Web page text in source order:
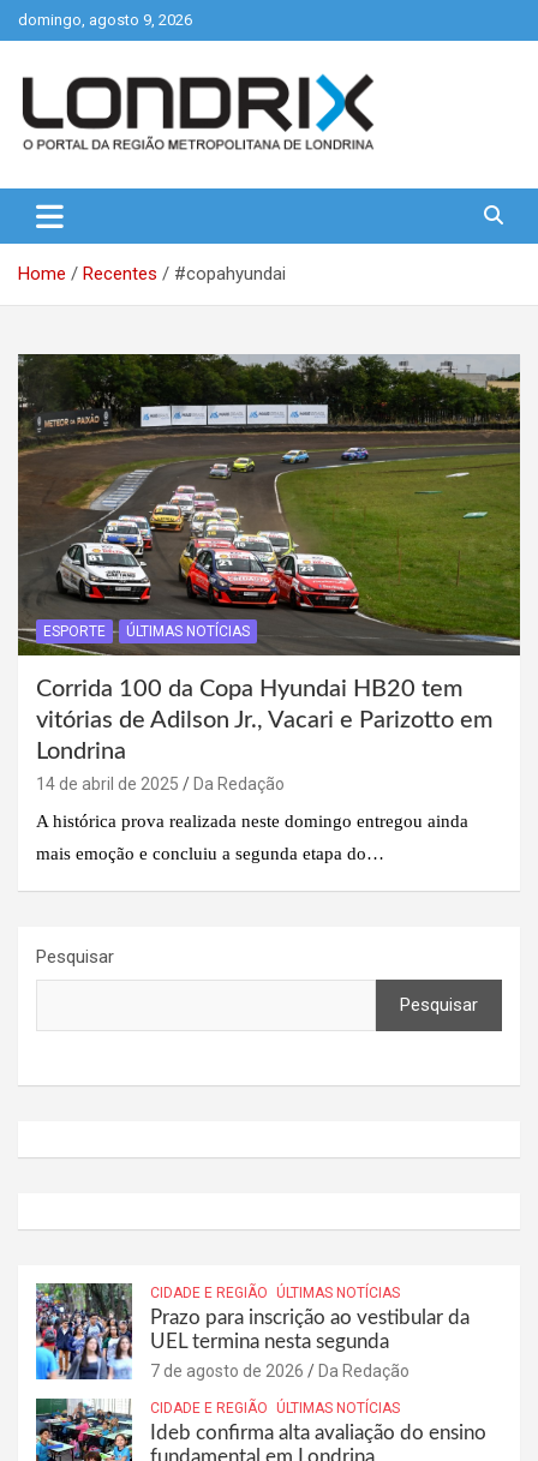
Skip
to
domingo, agosto 9, 2026
Londrix
Home Recentes #copahyundai
ESPORTE ÚLTIMAS NOTÍCIAS
Corrida 100 da Copa Hyundai HB20 tem
vitórias de Adilson Jr., Vacari e Parizotto em
Londrina
14 de abril de 2025
Da Redação
A histórica prova realizada neste domingo entregou ainda
mais emoção e concluiu a segunda etapa do…
Pesquisar
Pesquisar
CIDADE E REGIÃO ÚLTIMAS NOTÍCIAS
Prazo para inscrição ao vestibular da
UEL termina nesta segunda
7 de agosto de 2026 Da Redação
CIDADE E REGIÃO ÚLTIMAS NOTÍCIAS
Ideb confirma alta avaliação do ensino
fundamental em Londrina